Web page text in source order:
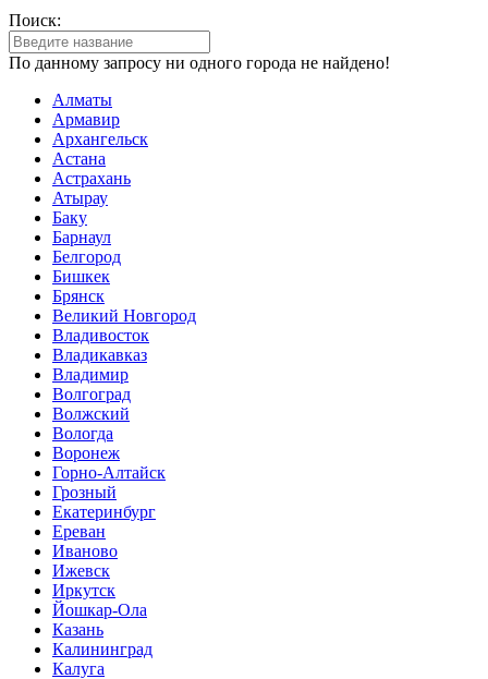
Поиск:
По данному запросу ни одного города не найдено!
Алматы
Армавир
Архангельск
Астана
Астрахань
Атырау
Баку
Барнаул
Белгород
Бишкек
Брянск
Великий Новгород
Владивосток
Владикавказ
Владимир
Волгоград
Волжский
Вологда
Воронеж
Горно-Алтайск
Грозный
Екатеринбург
Ереван
Иваново
Ижевск
Иркутск
Йошкар-Ола
Казань
Калининград
Калуга